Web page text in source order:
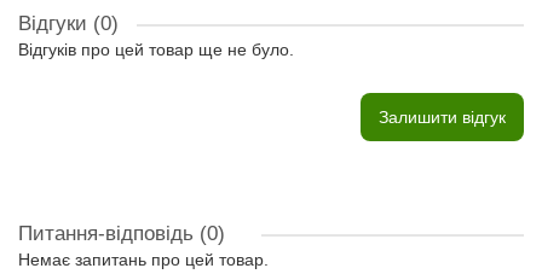
Відгуки (0)
Відгуків про цей товар ще не було.
Залишити відгук
Питання-відповідь (0)
Немає запитань про цей товар.